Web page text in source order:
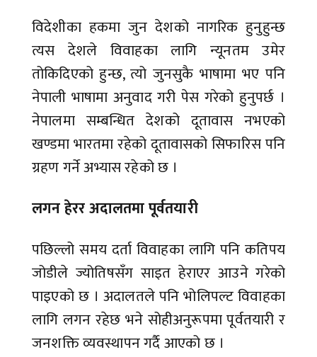
विदेशीका हकमा जुन देशको नागरिक हुनुहुन्छ
त्यस देशले विवाहका लागि न्यूनतम उमेर
तोकिदिएको हुन्छ, त्यो जुनसुकै भाषामा भए पनि
नेपाली भाषामा अनुवाद गरी पेस गरेको हुनुपर्छ ।
नेपालमा सम्बन्धित देशको दूतावास नभएको
खण्डमा भारतमा रहेको दूतावासको सिफारिस पनि
ग्रहण गर्ने अभ्यास रहेको छ ।
लगन हेरर अदालतमा पूर्वतयारी
पछिल्लो समय दर्ता विवाहका लागि पनि कतिपय
जोडीले ज्योतिषसँग साइत हेराएर आउने गरेको
पाइएको छ । अदालतले पनि भोलिपल्ट विवाहका
लागि लगन रहेछ भने सोहीअनुरूपमा पूर्वतयारी र
जनशक्ति व्यवस्थापन गर्दै आएको छ ।